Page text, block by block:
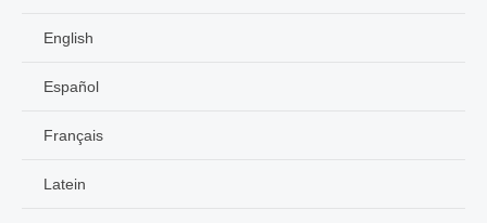
English
Español
Français
Latein